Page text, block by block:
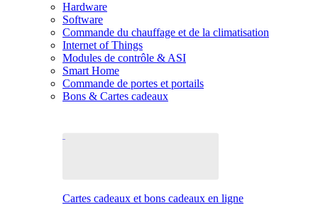
Hardware
Software
Commande du chauffage et de la climatisation
Internet of Things
Modules de contrôle & ASI
Smart Home
Commande de portes et portails
Bons & Cartes cadeaux
Cartes cadeaux et bons cadeaux en ligne